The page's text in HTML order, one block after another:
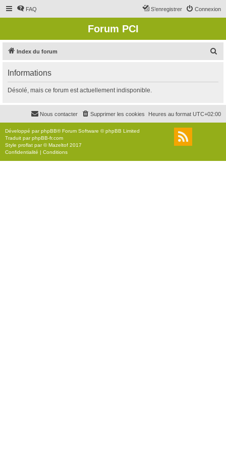
FAQ Connexion
S’enregistrer
Forum PCI
Index du forum
r
c
r
Informations
Désolé, mais ce forum est actuellement indisponible.
Heures au format UTC+02:00
Supprimer les cookies
Nous contacter
Développé parphpBB® Forum Software © phpBB Limited
Traduit parphpBB-fr.com
Style proflat par ©Mazeltof 2017
Confidentialité | Conditions